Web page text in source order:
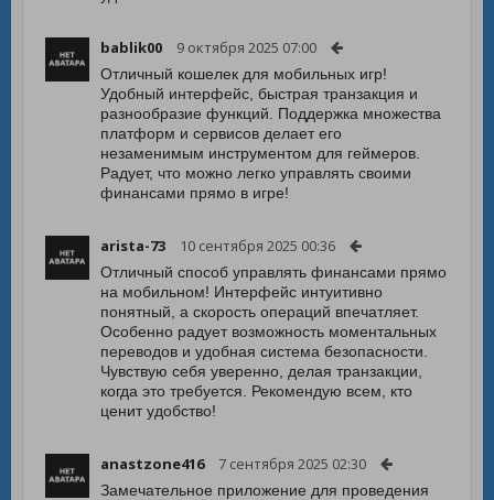
bablik00 9 октября 2025 07:00
Отличный кошелек для мобильных игр!
Удобный интерфейс, быстрая транзакция и
разнообразие функций. Поддержка множества
платформ и сервисов делает его
незаменимым инструментом для геймеров.
Радует, что можно легко управлять своими
финансами прямо в игре!
arista-73 10 сентября 2025 00:36
Отличный способ управлять финансами прямо
на мобильном! Интерфейс интуитивно
понятный, а скорость операций впечатляет.
Особенно радует возможность моментальных
переводов и удобная система безопасности.
Чувствую себя уверенно, делая транзакции,
когда это требуется. Рекомендую всем, кто
ценит удобство!
anastzone416 7 сентября 2025 02:30
Замечательное приложение для проведения